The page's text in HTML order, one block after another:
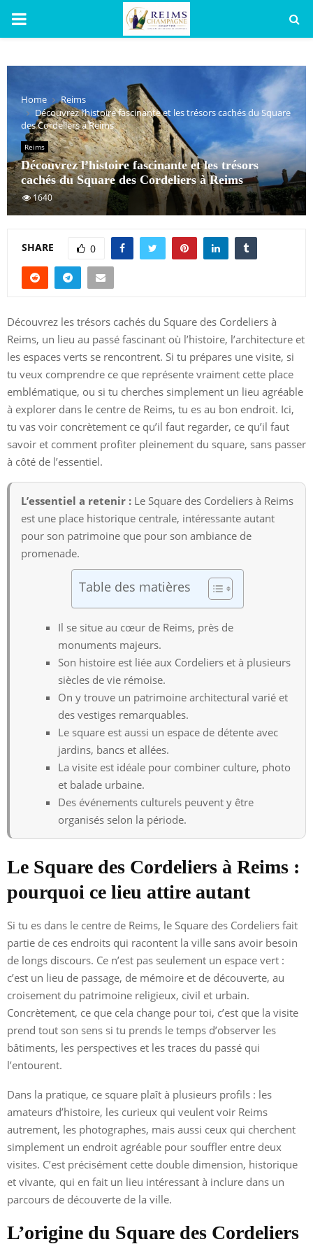
PRIMARY
Home
Reims
Découvrez l’histoire fascinante et les trésors cachés du Square
des Cordeliers à Reims
Reims
Découvrez l’histoire fascinante et les trésors
cachés du Square des Cordeliers à Reims
1640
SHARE 0
Découvrez les trésors cachés du Square des Cordeliers à
Reims, un lieu au passé fascinant où l’histoire, l’architecture et
les espaces verts se rencontrent. Si tu prépares une visite, si
tu veux comprendre ce que représente vraiment cette place
emblématique, ou si tu cherches simplement un lieu agréable
à explorer dans le centre de Reims, tu es au bon endroit. Ici,
tu vas voir concrètement ce qu’il faut regarder, ce qu’il faut
savoir et comment profiter pleinement du square, sans passer
à côté de l’essentiel.
L’essentiel a retenir : Le Square des Cordeliers à Reims
est une place historique centrale, intéressante autant
pour son patrimoine que pour son ambiance de
promenade.
Table des matières
Il se situe au cœur de Reims, près de
monuments majeurs.
Son histoire est liée aux Cordeliers et à plusieurs
siècles de vie rémoise.
On y trouve un patrimoine architectural varié et
des vestiges remarquables.
Le square est aussi un espace de détente avec
jardins, bancs et allées.
La visite est idéale pour combiner culture, photo
et balade urbaine.
Des événements culturels peuvent y être
organisés selon la période.
Le Square des Cordeliers à Reims :
pourquoi ce lieu attire autant
Si tu es dans le centre de Reims, le Square des Cordeliers fait
partie de ces endroits qui racontent la ville sans avoir besoin
de longs discours. Ce n’est pas seulement un espace vert :
c’est un lieu de passage, de mémoire et de découverte, au
croisement du patrimoine religieux, civil et urbain.
Concrètement, ce que cela change pour toi, c’est que la visite
prend tout son sens si tu prends le temps d’observer les
bâtiments, les perspectives et les traces du passé qui
l’entourent.
Dans la pratique, ce square plaît à plusieurs profils : les
amateurs d’histoire, les curieux qui veulent voir Reims
autrement, les photographes, mais aussi ceux qui cherchent
simplement un endroit agréable pour souffler entre deux
visites. C’est précisément cette double dimension, historique
et vivante, qui en fait un lieu intéressant à inclure dans un
parcours de découverte de la ville.
L’origine du Square des Cordeliers